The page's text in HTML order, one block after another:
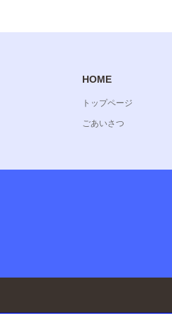
HOME
トップページ
ごあいさつ